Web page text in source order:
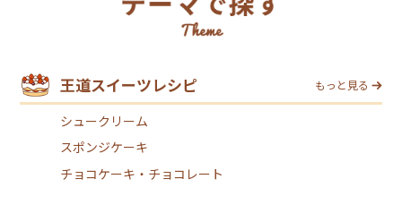
王道スイーツレシピ もっと見る
シュークリーム
スポンジケーキ
チョコケーキ・チョコレート